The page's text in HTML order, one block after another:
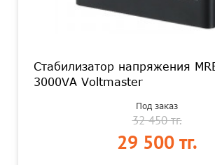
Стабилизатор напряжения
3000VA Voltmaster
Под заказ
32 450 тг.
29 500 тг.